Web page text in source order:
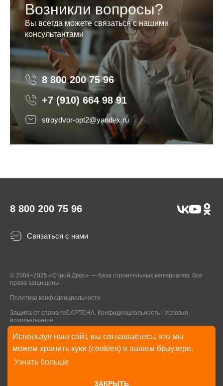
Используя наш сайт, вы соглашаетесь, что мы
можем хранить куки (cookies) в вашем браузере.
Узнать больше
ЗАКРЫТЬ
Возникли вопросы?
Вы всегда можете связаться с нашими
консультантами
8 800 200 75 96 8 800 200 75 96
+7 (910) 664 98 91
stroydvor-opt2@yandex.ru
8 800 200 75 96
Связаться с нами
© 2004–2025 «Строй Двор» — база строительных материалов. Все
права защищены.
Политика конфиденциальности
Защита от спама reCAPTCHA. Конфиденциальность - Условия
использования
* Указанные на Сайте цены, комплектации, описания и технические
характеристики могут быть изменены в любое время без уведомления
пользователей Сайта. Внешний вид товаров и упаковки может